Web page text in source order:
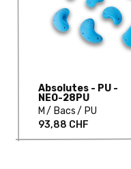
Absolutes - PU -
NEO-28PU
M
Bacs
PU
93,88 CHF